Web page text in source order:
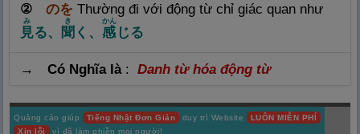
② のを Thường đi với động từ chỉ giác quan như
見
み
る、 聞
き
く、 感
かん
じる
→ Có Nghĩa là: Danh từ hóa động từ
Quảng cáo giúp Tiếng Nhật Đơn Giản duy trì Website
LUÔN MIỄN PHÍ
Xin lỗi
vì đã làm phiền mọi người!